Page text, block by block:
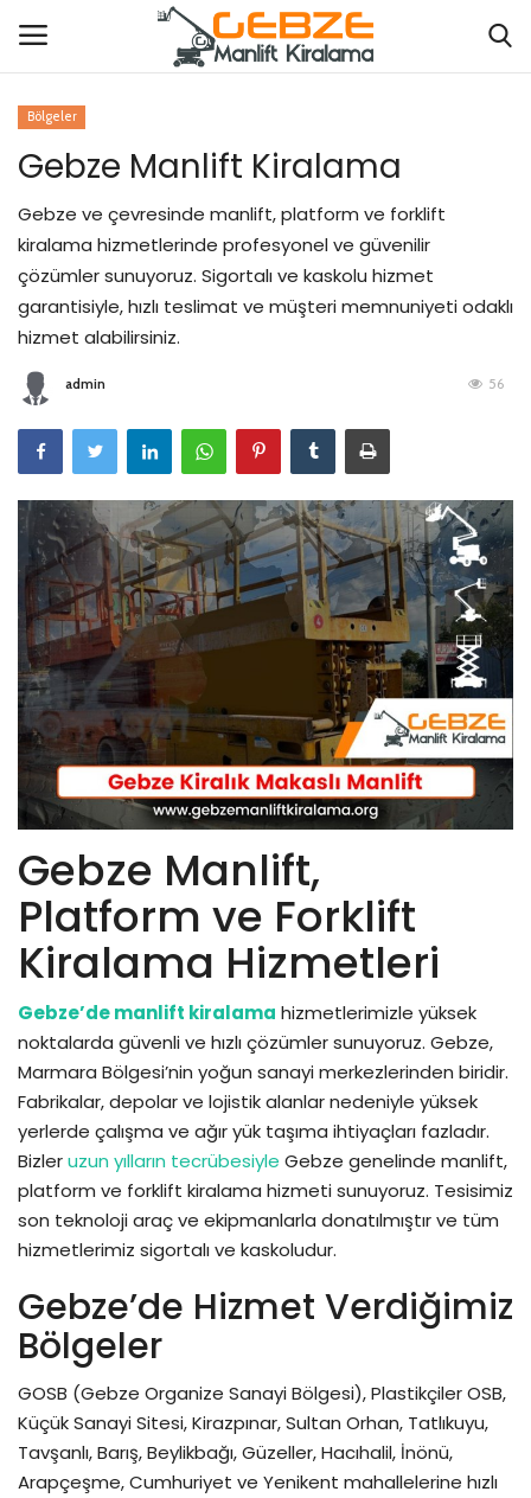
Hakkımızda
Manlift Kiralama
Platform Kiralama
Forklift Hizmetleri
Vinç Hizmetleri
Kalite ve Sertifikalar
Vinç
Ek Hizmetler
Sık Sorulan Sorular
Bölgeler
Referanslar
İletişim
Bölgeler
Gebze Manlift Kiralama
Gebze ve çevresinde manlift, platform ve forklift
kiralama hizmetlerinde profesyonel ve güvenilir
çözümler sunuyoruz. Sigortalı ve kaskolu hizmet
garantisiyle, hızlı teslimat ve müşteri memnuniyeti odaklı
hizmet alabilirsiniz.
admin 56
Gebze Manlift,
Platform ve Forklift
Kiralama Hizmetleri
Gebze’de manlift kiralama hizmetlerimizle yüksek
noktalarda güvenli ve hızlı çözümler sunuyoruz. Gebze,
Marmara Bölgesi’nin yoğun sanayi merkezlerinden biridir.
Fabrikalar, depolar ve lojistik alanlar nedeniyle yüksek
yerlerde çalışma ve ağır yük taşıma ihtiyaçları fazladır.
Bizleruzun yılların tecrübesiyle Gebze genelinde manlift,
platform ve forklift kiralama hizmeti sunuyoruz. Tesisimiz
son teknoloji araç ve ekipmanlarla donatılmıştır ve tüm
hizmetlerimiz sigortalı ve kaskoludur.
Gebze’de Hizmet Verdiğimiz
Bölgeler
GOSB (Gebze Organize Sanayi Bölgesi), Plastikçiler OSB,
Küçük Sanayi Sitesi, Kirazpınar, Sultan Orhan, Tatlıkuyu,
Tavşanlı, Barış, Beylikbağı, Güzeller, Hacıhalil, İnönü,
Arapçeşme, Cumhuriyet ve Yenikent mahallelerine hızlı